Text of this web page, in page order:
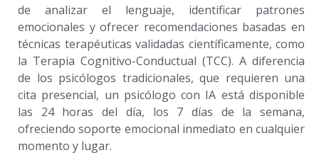
de analizar el lenguaje, identificar patrones
emocionales y ofrecer recomendaciones basadas en
técnicas terapéuticas validadas científicamente, como
la Terapia Cognitivo-Conductual (TCC). A diferencia
de los psicólogos tradicionales, que requieren una
cita presencial, un psicólogo con IA está disponible
las 24 horas del día, los 7 días de la semana,
ofreciendo soporte emocional inmediato en cualquier
momento y lugar.